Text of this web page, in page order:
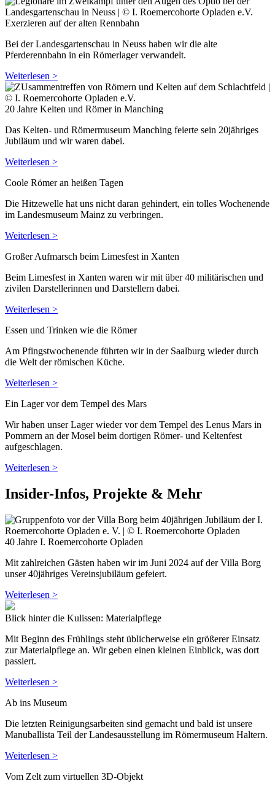
Exerzieren auf der alten Rennbahn
Bei der Landesgartenschau in Neuss haben wir die alte
Pferderennbahn in ein Römerlager verwandelt.
Weiterlesen >
20 Jahre Kelten und Römer in Manching
Das Kelten- und Römermuseum Manching feierte sein 20jähriges
Jubiläum und wir waren dabei.
Weiterlesen >
Coole Römer an heißen Tagen
Die Hitzewelle hat uns nicht daran gehindert, ein tolles Wochenende
im Landesmuseum Mainz zu verbringen.
Weiterlesen >
Großer Aufmarsch beim Limesfest in Xanten
Beim Limesfest in Xanten waren wir mit über 40 militärischen und
zivilen Darstellerinnen und Darstellern dabei.
Weiterlesen >
Essen und Trinken wie die Römer
Am Pfingstwochenende führten wir in der Saalburg wieder durch
die Welt der römischen Küche.
Weiterlesen >
Ein Lager vor dem Tempel des Mars
Wir haben unser Lager wieder vor dem Tempel des Lenus Mars in
Pommern an der Mosel beim dortigen Römer- und Keltenfest
aufgeschlagen.
Weiterlesen >
Insider-Infos, Projekte & Mehr
40 Jahre I. Roemercohorte Opladen
Mit zahlreichen Gästen haben wir im Juni 2024 auf der Villa Borg
unser 40jähriges Vereinsjubiläum gefeiert.
Weiterlesen >
Blick hinter die Kulissen: Materialpflege
Mit Beginn des Frühlings steht üblicherweise ein größerer Einsatz
zur Materialpflege an. Wir geben einen kleinen Einblick, was dort
passiert.
Weiterlesen >
Ab ins Museum
Die letzten Reinigungsarbeiten sind gemacht und bald ist unsere
Manuballista Teil der Landesausstellung im Römermuseum Haltern.
Weiterlesen >
Vom Zelt zum virtuellen 3D-Objekt